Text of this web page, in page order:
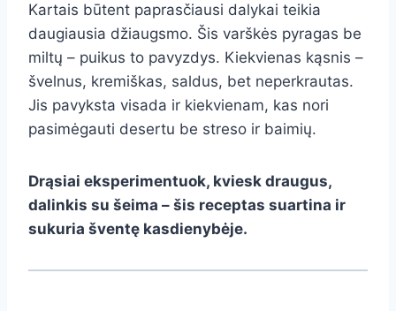
Kartais būtent paprasčiausi dalykai teikia
daugiausia džiaugsmo. Šis varškės pyragas be
miltų – puikus to pavyzdys. Kiekvienas kąsnis –
švelnus, kremiškas, saldus, bet neperkrautas.
Jis pavyksta visada ir kiekvienam, kas nori
pasimėgauti desertu be streso ir baimių.
Drąsiai eksperimentuok, kviesk draugus,
dalinkis su šeima – šis receptas suartina ir
sukuria šventę kasdienybėje.